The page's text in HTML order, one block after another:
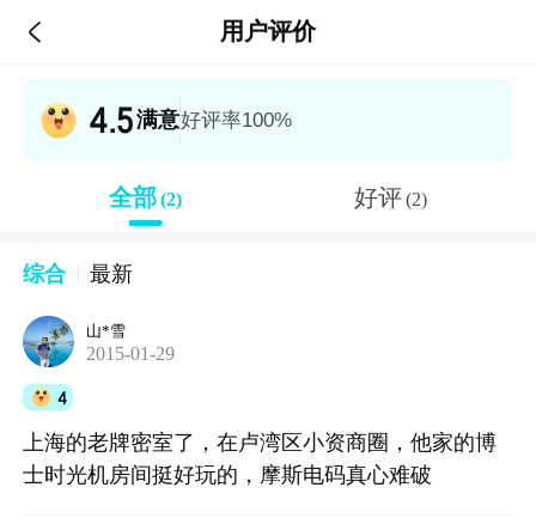
 用户评价
4.5满意好评率100%
全部(2) 好评(2)
综合 最新
山*雪
2015-01-29
4
上海的老牌密室了，在卢湾区小资商圈，他家的博
士时光机房间挺好玩的，摩斯电码真心难破